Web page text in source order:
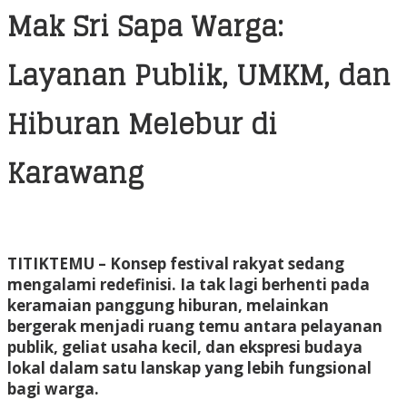
Mak Sri Sapa Warga:
Layanan Publik, UMKM, dan
Hiburan Melebur di
Karawang
TITIKTEMU – Konsep festival rakyat sedang
mengalami redefinisi. Ia tak lagi berhenti pada
keramaian panggung hiburan, melainkan
bergerak menjadi ruang temu antara pelayanan
publik, geliat usaha kecil, dan ekspresi budaya
lokal dalam satu lanskap yang lebih fungsional
bagi warga.